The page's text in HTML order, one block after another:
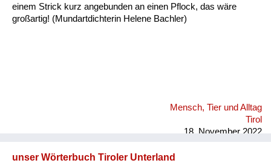
Schmankerln und
einem Strick kurz angebunden an einen Pflock, das wäre
großartig! (Mundartdichterin Helene Bachler)
Mensch, Tier und Alltag
Tirol
18. November 2022
unser Wörterbuch Tiroler Unterland